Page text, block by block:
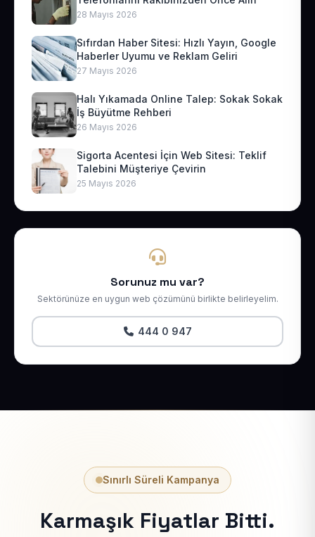
28 Mayıs 2026
Sıfırdan Haber Sitesi: Hızlı Yayın, Google
Haberler Uyumu ve Reklam Geliri
27 Mayıs 2026
Halı Yıkamada Online Talep: Sokak Sokak
İş Büyütme Rehberi
26 Mayıs 2026
Sigorta Acentesi İçin Web Sitesi: Teklif
Talebini Müşteriye Çevirin
25 Mayıs 2026
Sorunuz mu var?
Sektörünüze en uygun web çözümünü birlikte belirleyelim.
444 0 947
Sınırlı Süreli Kampanya
Karmaşık Fiyatlar Bitti.